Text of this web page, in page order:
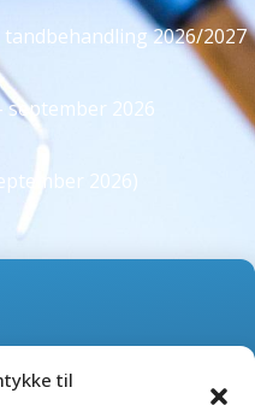
til
2026/2027
2026
2026)